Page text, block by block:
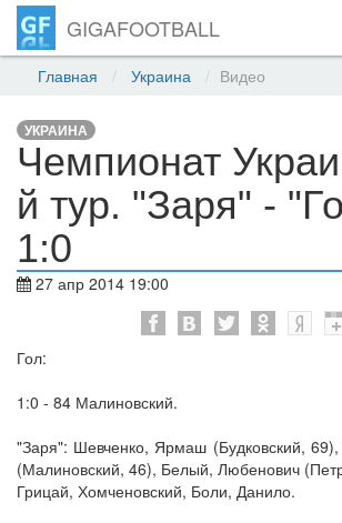
GIGAFOOTBALL
Главная Украина Видео
УКРАИНА
Чемпионат
й тур. "Заря" -
1:0
27 апр 2014 19:00
Гол:
1:0 - 84 Малиновский.
"Заря": Шевченко, Ярмаш (Будковский,
(Малиновский, 46), Белый, Любенович
Грицай, Хомченовский, Боли, Данило.